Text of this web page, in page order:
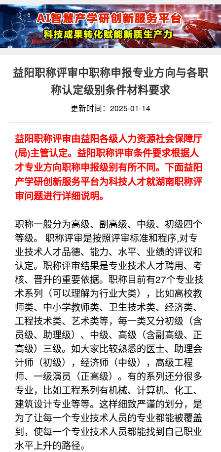
益阳职称评审中职称申报专业方向与各职
称认定级别条件材料要求
更新时间：2025-01-14
益阳职称评审由益阳各级人力资源社会保障厅
(局)主管认定。益阳职称评审条件要求根据人
才专业方向职称申报级别有所不同。下面益阳
产学研创新服务平台为科技人才就湖南职称评
审问题进行详细说明。
职称一般分为高级、副高级、中级、初级四个
等级。 职称评审是按照评审标准和程序,对专
业技术人才品德、能力、水平、业绩的评议和
认定。职称评审结果是专业技术人才聘用、考
核、晋升的重要依据。职称目前有27个专业技
术系列（可以理解为行业大类），比如高校教
师类、中小学教师类、卫生技术类、经济类、
工程技术类、艺术类等，每一类又分初级（含
员级、助理级）、中级、高级（含副高级、正
高级）三级。如大家比较熟悉的医士、助理会
计师（初级），经济师（中级），高级工程
师、一级演员（正高级）。有的系列还分很多
专业，比如工程系列有机械、计算机、化工、
建筑设计专业等等。这样细致严谨的划分，是
为了让每一个专业技术人员的专业都能被覆盖
到，使每一个专业技术人员都能找到自己职业
水平上升的路径。